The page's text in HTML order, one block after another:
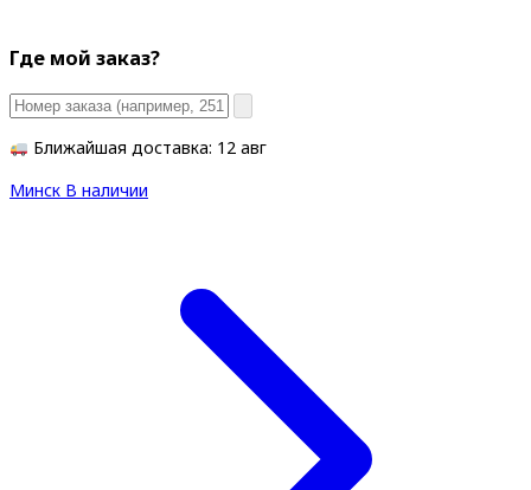
Где мой заказ?
Ближайшая доставка: 12 авг
Минск В наличии